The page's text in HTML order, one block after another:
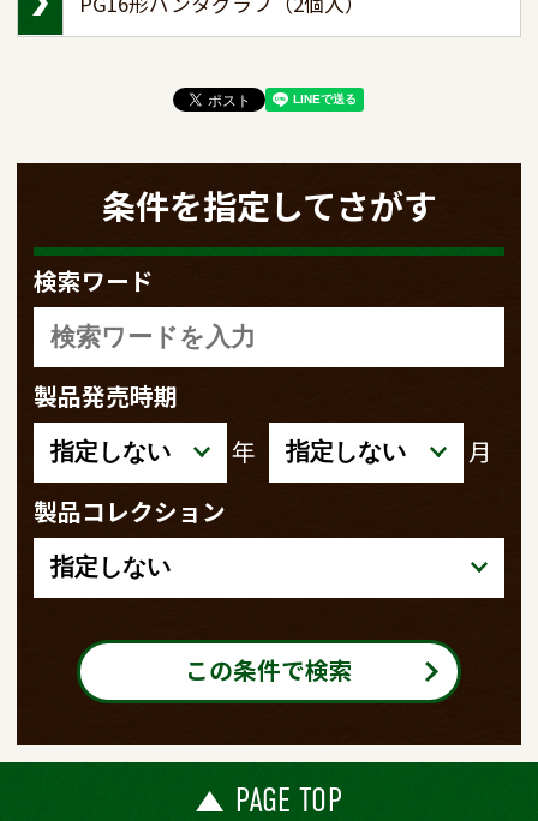
条件を指定してさがす
検索ワード
製品発売時期
年
月
製品コレクション
この条件で検索
PAGE TOP